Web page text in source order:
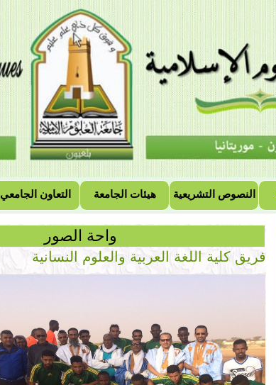
التعاون الجامعي هيئات الجامعة النصوص التشريعية
واحة الصور
فريق كلية اللغة العربية والعلوم النسانية